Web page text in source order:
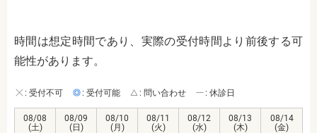
時間は想定時間であり、実際の受付時間より前後する可
能性があります。
: 受付不可 : 受付可能 : 問い合わせ : 休診日
08/08
(土)
08/09
(日)
08/10
(月)
08/11
(火)
08/12
(水)
08/13
(木)
08/14
(金)